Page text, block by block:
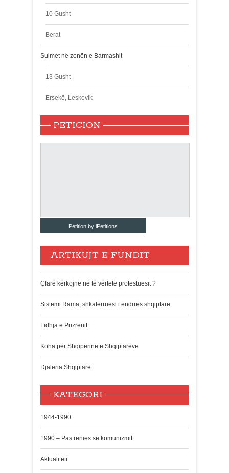
10 Gusht
Berat
Sulmet në zonën e Barmashit
13 Gusht
Ersekë, Leskovik
PETICION
Petition by iPetitions
ARTIKUJT E FUNDIT
Çfarë kërkojnë në të vërtetë protestuesit ?
Sistemi Rama, shkatërruesi i ëndrrës shqiptare
Lidhja e Prizrenit
Koha për Shqipërinë e Shqiptarëve
Djalëria Shqiptare
KATEGORI
1944-1990
1990 – Pas rënies së komunizmit
Aktualiteti